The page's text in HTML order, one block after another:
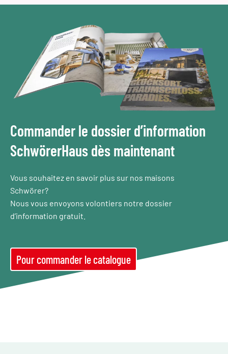
Commander le dossier d’information
SchwörerHaus dès maintenant
Vous souhaitez en savoir plus sur nos maisons
Schwörer?
Nous vous envoyons volontiers notre dossier
d’information gratuit.
Pour commander le catalogue